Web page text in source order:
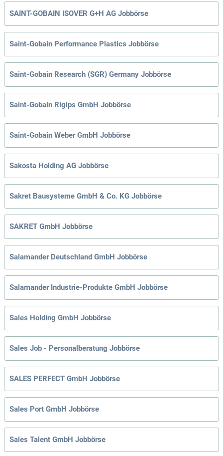
SAINT-GOBAIN ISOVER G+H AG Jobbörse
Saint-Gobain Performance Plastics Jobbörse
Saint-Gobain Research (SGR) Germany Jobbörse
Saint-Gobain Rigips GmbH Jobbörse
Saint-Gobain Weber GmbH Jobbörse
Sakosta Holding AG Jobbörse
Sakret Bausysteme GmbH & Co. KG Jobbörse
SAKRET GmbH Jobbörse
Salamander Deutschland GmbH Jobbörse
Salamander Industrie-Produkte GmbH Jobbörse
Sales Holding GmbH Jobbörse
Sales Job - Personalberatung Jobbörse
SALES PERFECT GmbH Jobbörse
Sales Port GmbH Jobbörse
Sales Talent GmbH Jobbörse